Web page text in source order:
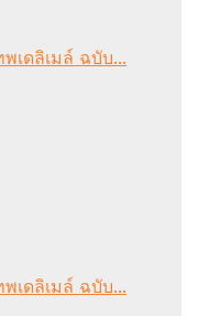
พเดลิเมล์ ฉบับ...
พเดลิเมล์ ฉบับ...